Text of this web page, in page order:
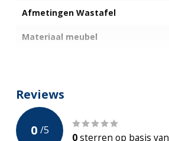
Afmetingen Wastafel
Materiaal meubel
Softclose
Type greep Lade
Reviews
0 /5
0sterren op basis van